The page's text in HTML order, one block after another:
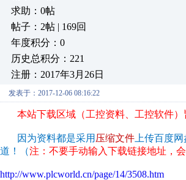
求助：0帖
帖子：2帖 | 169回
年度积分：0
历史总积分：221
注册：2017年3月26日
发表于：2017-12-06 08:16:22
本站下载区域（工控资料、工控软件
因为资料都是采用 压缩文件 上传百度
道！（注：不要手动输入下载链接地址，
http://www.plcworld.cn/page/14/3508.htm